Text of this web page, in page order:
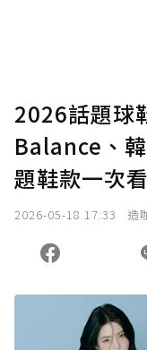
2026話題球
Balance、
題鞋款一次看
2026-05-18 17:33 造